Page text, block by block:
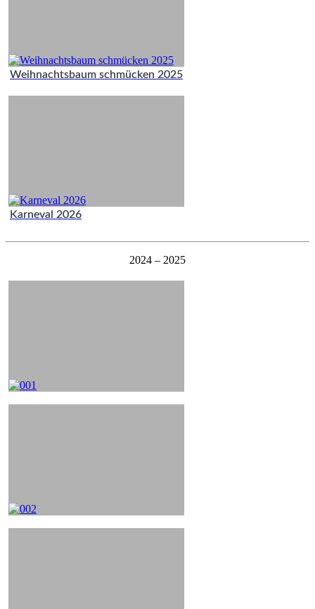
Weihnachtsbaum schmücken 2025
Karneval 2026
2024 – 2025